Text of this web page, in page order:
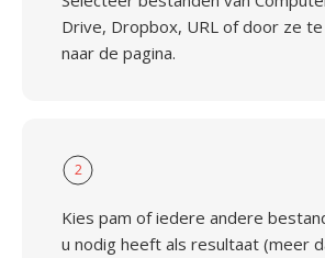
Drive, Dropbox, URL of door ze
naar de pagina.
2
Kies pam of iedere andere
u nodig heeft als resultaat (meer